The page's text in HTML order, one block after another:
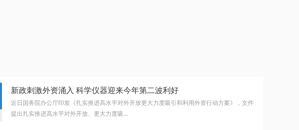
新政刺激外资涌入 科学仪器迎来今年第二波利好
近日国务院办公厅印发《扎实推进高水平对外开放更大力度吸引和利用外资行动方案》，文件
提出扎实推进高水平对外开放、更大力度吸...